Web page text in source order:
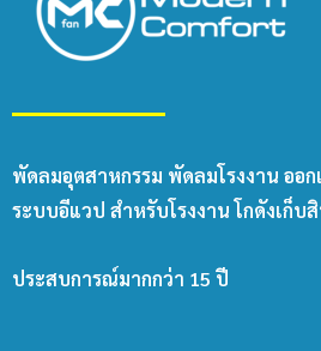
พัดลมอุตสาหกรรม พัดลมโรงงาน ออ
ระบบอีแวป สำหรับโรงงาน โกดังเก็บ
ประสบการณ์มากกว่า 15 ปี